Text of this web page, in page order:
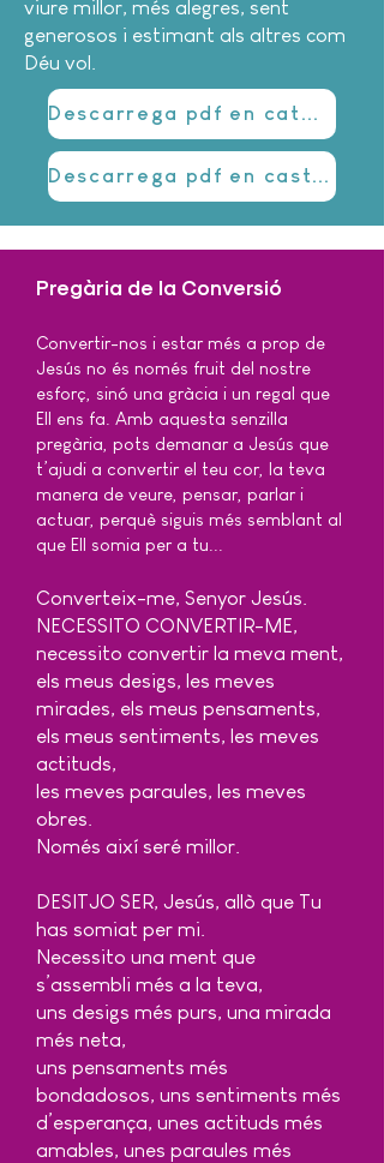
viure millor, més alegres, sent
generosos i estimant als altres com
Déu vol.
Descarrega pdf en català
Descarrega pdf en castellà
Pregària de la Conversió
Convertir-nos i estar més a prop de
Jesús no és només fruit del nostre
esforç, sinó una gràcia i un regal que
Ell ens fa. Amb aquesta senzilla
pregària, pots demanar a Jesús que
t’ajudi a convertir el teu cor, la teva
manera de veure, pensar, parlar i
actuar, perquè siguis més semblant al
que Ell somia per a tu...
Converteix-me, Senyor Jesús.
NECESSITO CONVERTIR-ME,
necessito convertir la meva ment,
els meus desigs, les meves
mirades, els meus pensaments,
els meus sentiments, les meves
actituds,
les meves paraules, les meves
obres.
Només així seré millor.
DESITJO SER, Jesús, allò que Tu
has somiat per mi.
Necessito una ment que
s’assembli més a la teva,
uns desigs més purs, una mirada
més neta,
uns pensaments més
bondadosos, uns sentiments més
d’esperança, unes actituds més
amables, unes paraules més